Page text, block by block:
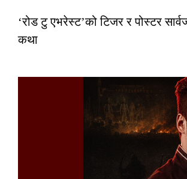
‘रोड टु एभरेस्ट’को टिजर र पोस्टर
कथा